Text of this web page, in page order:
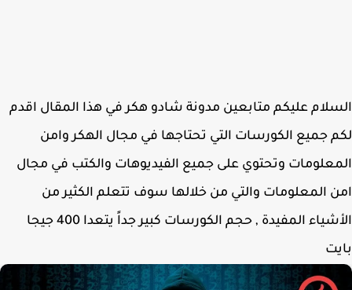
عليكم متابعين مدونة شادو هكر في هذا المقال اقدم
جميع الكورسات التي تحتاجها في مجال الهكر وامن
وتحتوي على جميع الفيديوهات والكتب في مجال
المعلومات والتي من خلالها سوف تتعلم الكثير من
الأشياء المفيدة , حجم الكورسات كبير جداً يتعدا 400 جيجا